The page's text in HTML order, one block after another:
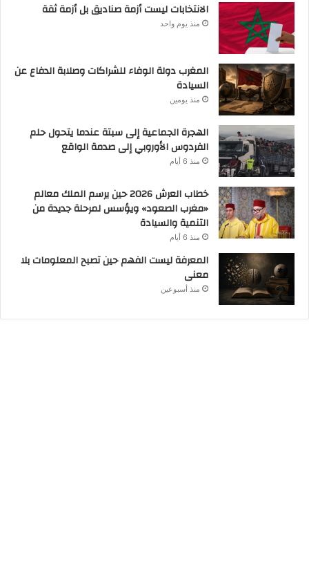
الانتخابات ليست أزمة صناديق بل أزمة ثقة
منذ يوم واحد
المغرب دولة الوفاء للشراكات وصلابة الدفاع عن
السيادة
منذ يومين
الهجرة الجماعية إلى سبتة عندما يتحول حلم
الفردوس الأوروبي إلى صدمة الواقع
منذ 6 أيام
خطاب العرش 2026 حين يرسم الملك معالم
«مغرب الصعود» ويؤسس لمرحلة جديدة من
التنمية والسيادة
منذ 6 أيام
المعرفة ليست الفهم حين تصبح المعلومات بلا
معنى
منذ أسبوعين